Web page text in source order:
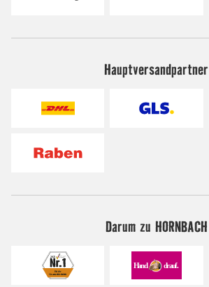
Hauptversandpartner
Darum zu HORNBACH